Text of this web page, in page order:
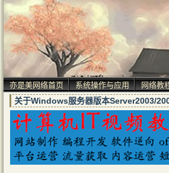
亦是美网络首页 系统操作与应用 网络教
关于Windows服务器版本Server2003/